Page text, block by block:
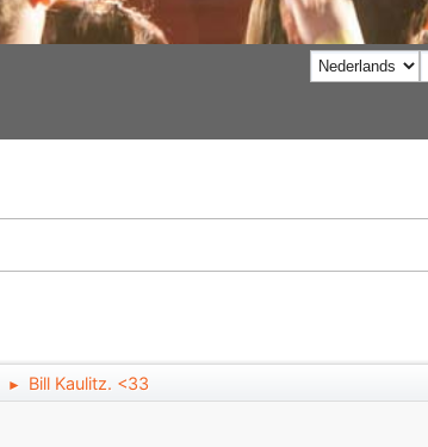
► Bill Kaulitz. <33